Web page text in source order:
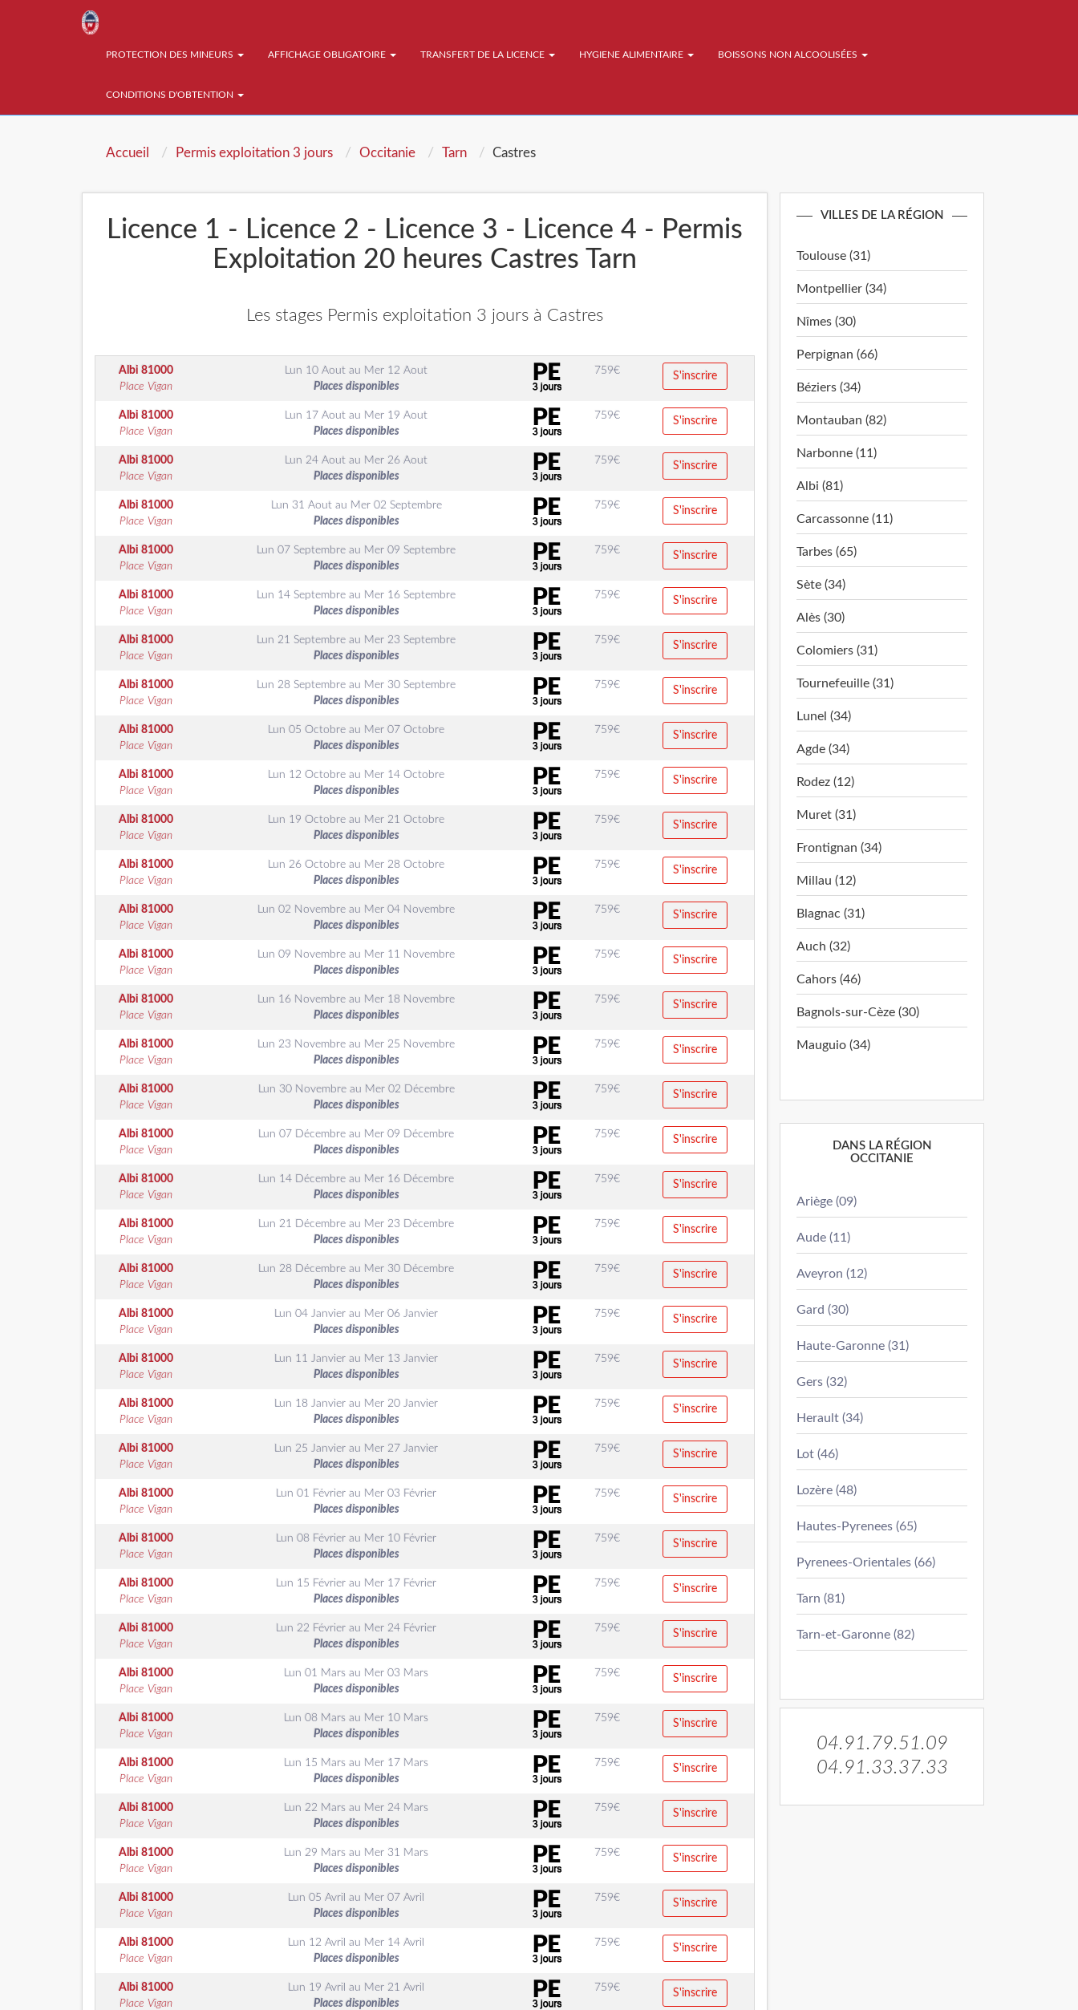
PROTECTION DES MINEURS AFFICHAGE OBLIGATOIRE TRANSFERT DE LA LICENCE HYGIENE ALIMENTAIRE BOISSONS NON ALCOOLISÉES
CONDITIONS D'OBTENTION
Accueil Permis exploitation 3 jours Occitanie Tarn Castres
Licence 1 - Licence 2 - Licence 3 - Licence 4 - Permis
Exploitation 20 heures Castres Tarn
Les stages Permis exploitation 3 jours à Castres
Albi 81000
Place Vigan
Lun 10 Aout au Mer 12 Aout
Places disponibles
759€ S'inscrire
Albi 81000
Place Vigan
Lun 17 Aout au Mer 19 Aout
Places disponibles
759€ S'inscrire
Albi 81000
Place Vigan
Lun 24 Aout au Mer 26 Aout
Places disponibles
759€ S'inscrire
Albi 81000
Place Vigan
Lun 31 Aoutau Mer 02 Septembre
Places disponibles
759€ S'inscrire
Albi 81000
Place Vigan
Lun 07 Septembre au Mer 09 Septembre
Places disponibles
759€ S'inscrire
Albi 81000
Place Vigan
Lun 14 Septembre au Mer 16 Septembre
Places disponibles
759€ S'inscrire
Albi 81000
Place Vigan
Lun 21 Septembre au Mer 23 Septembre
Places disponibles
759€ S'inscrire
Albi 81000
Place Vigan
Lun 28 Septembre au Mer 30 Septembre
Places disponibles
759€ S'inscrire
Albi 81000
Place Vigan
Lun 05 Octobre au Mer 07 Octobre
Places disponibles
759€ S'inscrire
Albi 81000
Place Vigan
Lun 12 Octobre au Mer 14 Octobre
Places disponibles
759€ S'inscrire
Albi 81000
Place Vigan
Lun 19 Octobre au Mer 21 Octobre
Places disponibles
759€ S'inscrire
Albi 81000
Place Vigan
Lun 26 Octobre au Mer 28 Octobre
Places disponibles
759€ S'inscrire
Albi 81000
Place Vigan
Lun 02 Novembre au Mer 04 Novembre
Places disponibles
759€ S'inscrire
Albi 81000
Place Vigan
Lun 09 Novembre au Mer 11 Novembre
Places disponibles
759€ S'inscrire
Albi 81000
Place Vigan
Lun 16 Novembre au Mer 18 Novembre
Places disponibles
759€ S'inscrire
Albi 81000
Place Vigan
Lun 23 Novembre au Mer 25 Novembre
Places disponibles
759€ S'inscrire
Albi 81000
Place Vigan
Lun 30 Novembreau Mer 02 Décembre
Places disponibles
759€ S'inscrire
Albi 81000
Place Vigan
Lun 07 Décembre au Mer 09 Décembre
Places disponibles
759€ S'inscrire
Albi 81000
Place Vigan
Lun 14 Décembre au Mer 16 Décembre
Places disponibles
759€ S'inscrire
Albi 81000
Place Vigan
Lun 21 Décembre au Mer 23 Décembre
Places disponibles
759€ S'inscrire
Albi 81000
Place Vigan
Lun 28 Décembre au Mer 30 Décembre
Places disponibles
759€ S'inscrire
Albi 81000
Place Vigan
Lun 04 Janvier au Mer 06 Janvier
Places disponibles
759€ S'inscrire
Albi 81000
Place Vigan
Lun 11 Janvier au Mer 13 Janvier
Places disponibles
759€ S'inscrire
Albi 81000
Place Vigan
Lun 18 Janvier au Mer 20 Janvier
Places disponibles
759€ S'inscrire
Albi 81000
Place Vigan
Lun 25 Janvier au Mer 27 Janvier
Places disponibles
759€ S'inscrire
Albi 81000
Place Vigan
Lun 01 Février au Mer 03 Février
Places disponibles
759€ S'inscrire
Albi 81000
Place Vigan
Lun 08 Février au Mer 10 Février
Places disponibles
759€ S'inscrire
Albi 81000
Place Vigan
Lun 15 Février au Mer 17 Février
Places disponibles
759€ S'inscrire
Albi 81000
Place Vigan
Lun 22 Février au Mer 24 Février
Places disponibles
759€ S'inscrire
Albi 81000
Place Vigan
Lun 01 Mars au Mer 03 Mars
Places disponibles
759€ S'inscrire
Albi 81000
Place Vigan
Lun 08 Mars au Mer 10 Mars
Places disponibles
759€ S'inscrire
Albi 81000
Place Vigan
Lun 15 Mars au Mer 17 Mars
Places disponibles
759€ S'inscrire
Albi 81000
Place Vigan
Lun 22 Mars au Mer 24 Mars
Places disponibles
759€ S'inscrire
Albi 81000
Place Vigan
Lun 29 Mars au Mer 31 Mars
Places disponibles
759€ S'inscrire
Albi 81000
Place Vigan
Lun 05 Avril au Mer 07 Avril
Places disponibles
759€ S'inscrire
Albi 81000
Place Vigan
Lun 12 Avril au Mer 14 Avril
Places disponibles
759€ S'inscrire
Albi 81000
Place Vigan
Lun 19 Avril au Mer 21 Avril
Places disponibles
759€ S'inscrire
VILLES DE LA RÉGION
Toulouse (31)
Montpellier (34)
Nîmes (30)
Perpignan (66)
Béziers (34)
Montauban (82)
Narbonne (11)
Albi (81)
Carcassonne (11)
Tarbes (65)
Sète (34)
Alès (30)
Colomiers (31)
Tournefeuille (31)
Lunel (34)
Agde (34)
Rodez (12)
Muret (31)
Frontignan (34)
Millau (12)
Blagnac (31)
Auch (32)
Cahors (46)
Bagnols-sur-Cèze (30)
Mauguio (34)
DANS LA RÉGION
OCCITANIE
Ariège (09)
Aude (11)
Aveyron (12)
Gard (30)
Haute-Garonne (31)
Gers (32)
Herault (34)
Lot (46)
Lozère (48)
Hautes-Pyrenees (65)
Pyrenees-Orientales (66)
Tarn (81)
Tarn-et-Garonne (82)
04.91.79.51.09
04.91.33.37.33